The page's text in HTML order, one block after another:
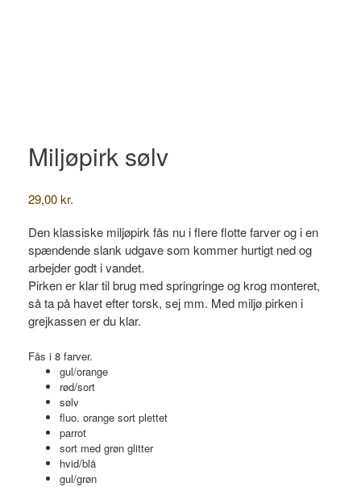
Miljøpirk sølv
29,00kr.
Den klassiske miljøpirk fås nu i flere flotte farver og i en
spændende slank udgave som kommer hurtigt ned og
arbejder godt i vandet.
Pirken er klar til brug med springringe og krog monteret,
så ta på havet efter torsk, sej mm. Med miljø pirken i
grejkassen er du klar.
Fås i 8 farver.
gul/orange
rød/sort
sølv
fluo. orange sort plettet
parrot
sort med grøn glitter
hvid/blå
gul/grøn